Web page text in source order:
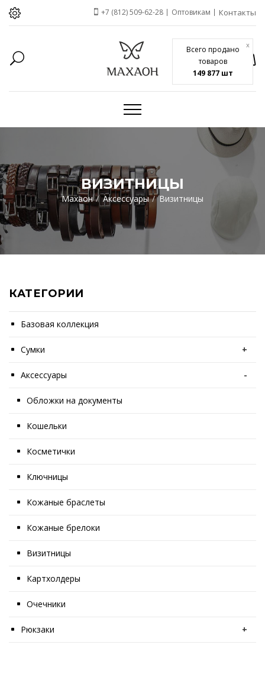
Всего продано
товаров
149 877 шт
x
+7 (812) 509-62-28 Оптовикам Контакты
ВИЗИТНИЦЫ
Махаон Аксессуары Визитницы
КАТЕГОРИИ
Базовая коллекция
Сумки +
Аксессуары -
Обложки на документы
Кошельки
Косметички
Ключницы
Кожаные браслеты
Кожаные брелоки
Визитницы
Картхолдеры
Очечники
Рюкзаки +